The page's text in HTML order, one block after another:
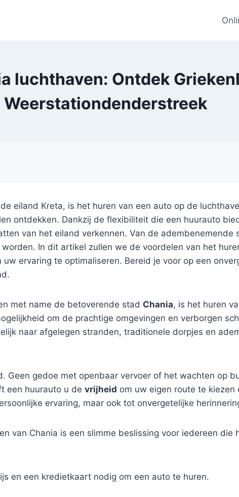
luchthaven: Ontdek
Weerstationdenderstreek
eiland Kreta, is het huren van een auto op de
ontdekken. Dankzij de flexibiliteit die een huurauto
van het eiland verkennen. Van de
In dit artikel zullen we de voordelen van het
ervaring te optimaliseren. Bereid je voor op een
met name de betoverende stad Chania, is het huren
om de prachtige omgevingen en verborgen
naar afgelegen stranden, traditionele dorpjes en
Geen gedoe met openbaar vervoer of het wachten op
een huurauto u de vrijheid om uw eigen route te
ervaring, maar ook tot onvergetelijke
van Chania is een slimme beslissing voor iedereen
en een kredietkaart nodig om een auto te huren.